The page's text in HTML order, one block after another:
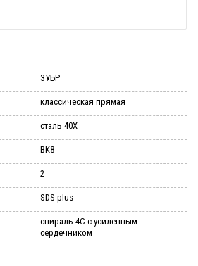
ЗУБР
классическая прямая
сталь 40Х
ВК8
2
SDS-plus
спираль 4С с усиленным
сердечником